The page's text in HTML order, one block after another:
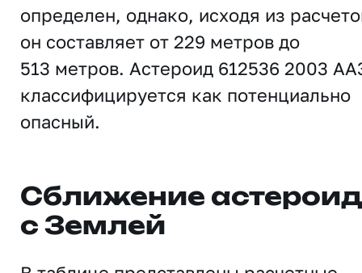
определен, однако, исходя из
он составляет от 229 метров до
513 метров. Астероид 612536 2003
классифицируется как потенциально
опасный.
Сближение
с Землей